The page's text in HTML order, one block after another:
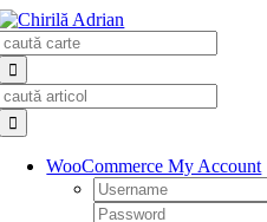
Skip
to
content
WooCommerce My Account
Username:
Password: